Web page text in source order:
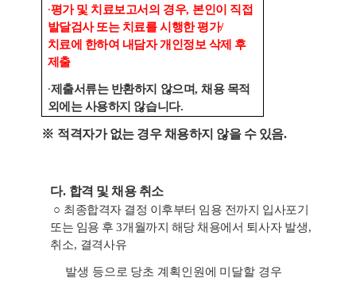
∙평가 및 치료보고서의 경우, 본인이 직접
발달검사 또는 치료를 시행한 평가/
치료에 한하여 내담자 개인정보 삭제 후
제출
∙제출서류는 반환하지 않으며,채용 목적
외에는 사용하지 않습니다.
※ 적격자가 없는 경우 채용하지 않을 수 있음.
다. 합격 및 채용 취소
○ 최종합격자 결정 이후부터 임용 전까지 입사포기
또는 임용 후3개월까지 해당 채용에서 퇴사자 발생,
취소, 결격사유
발생 등으로 당초 계획인원에 미달할 경우